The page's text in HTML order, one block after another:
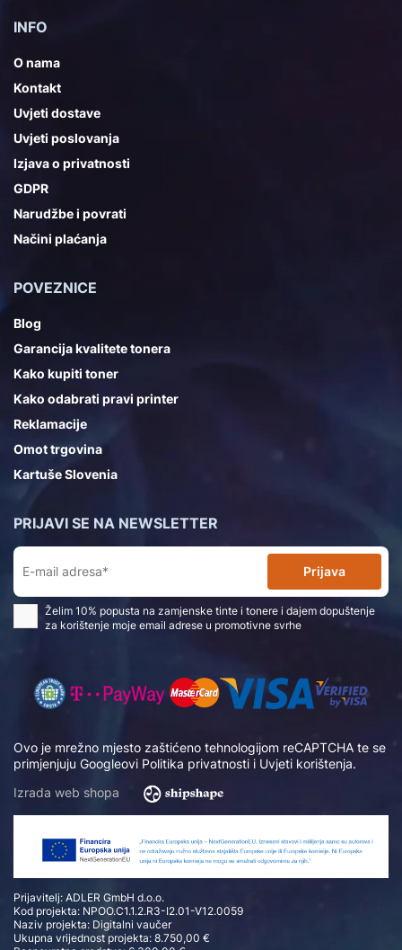
INFO
O nama
Kontakt
Uvjeti dostave
Uvjeti poslovanja
Izjava o privatnosti
GDPR
Narudžbe i povrati
Načini plaćanja
POVEZNICE
Blog
Garancija kvalitete tonera
Kako kupiti toner
Kako odabrati pravi printer
Reklamacije
Omot trgovina
Kartuše Slovenia
Ovo je mrežno mjesto zaštićeno tehnologijom reCAPTCHA te se
primjenjuju Googleovi Politika privatnosti i Uvjeti korištenja.
Izrada web shopa
Prijavitelj: ADLER GmbH d.o.o.
Kod projekta: NPOO.C1.1.2.R3-I2.01-V12.0059
Naziv projekta: Digitalni vaučer
Ukupna vrijednost projekta: 8.750,00 €
PRIJAVI SE NA NEWSLETTER
Prijava
Želim 10% popusta na zamjenske tinte i tonere i dajem dopuštenje
za korištenje moje email adrese u promotivne svrhe